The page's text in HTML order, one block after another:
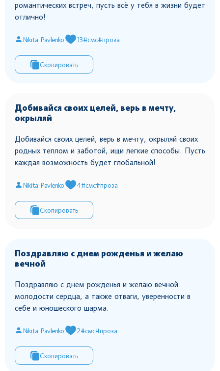
романтических встреч, пусть всё у тебя в жизни будет
отлично!
Nikita Pavlenko 13#смс#проза
Скопировать
Добивайся своих целей, верь в мечту,
окрыляй
Добивайся своих целей, верь в мечту, окрыляй своих
родных теплом и заботой, ищи легкие способы. Пусть
каждая возможность будет глобальной!
Nikita Pavlenko 4#смс#проза
Скопировать
Поздравляю с днем рожденья и желаю
вечной
Поздравляю с днем рожденья и желаю вечной
молодости сердца, а также отваги, уверенности в
себе и юношеского шарма.
Nikita Pavlenko 2#смс#проза
Скопировать